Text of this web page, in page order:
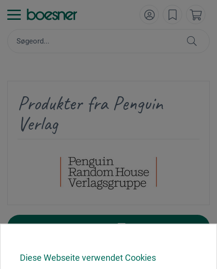
Diese Webseite verwendet Cookies
Produkter fra Penguin
Verlag